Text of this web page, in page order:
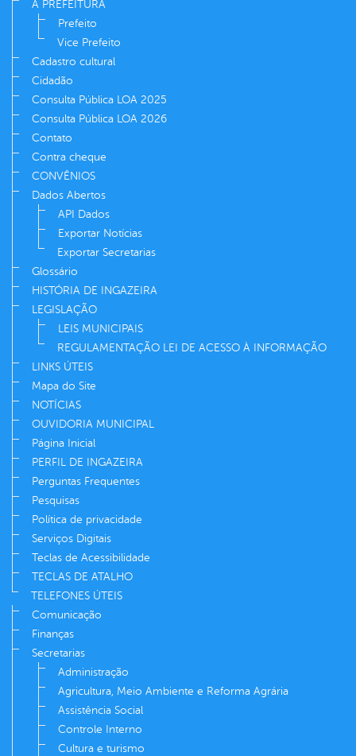
A PREFEITURA
Prefeito
Vice Prefeito
Cadastro cultural
Cidadão
Consulta Pública LOA 2025
Consulta Pública LOA 2026
Contato
Contra cheque
CONVÊNIOS
Dados Abertos
API Dados
Exportar Notícias
Exportar Secretarias
Glossário
HISTÓRIA DE INGAZEIRA
LEGISLAÇÃO
LEIS MUNICIPAIS
REGULAMENTAÇÃO LEI DE ACESSO À INFORMAÇÃO
LINKS ÚTEIS
Mapa do Site
NOTÍCIAS
OUVIDORIA MUNICIPAL
Página Inicial
PERFIL DE INGAZEIRA
Perguntas Frequentes
Pesquisas
Política de privacidade
Serviços Digitais
Teclas de Acessibilidade
TECLAS DE ATALHO
TELEFONES ÚTEIS
Comunicação
Finanças
Secretarias
Administração
Agricultura, Meio Ambiente e Reforma Agrária
Assistência Social
Controle Interno
Cultura e turismo